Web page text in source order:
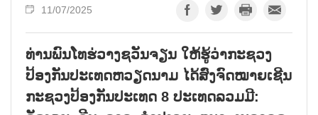
11/07/2025
ທ່ານພົນໂທຮ່ວາງຊວັນຈຽນ ໃຫ້ຮູ້ວ່າກະຊວງ
ປ້ອງກັນປະເທດຫວຽດນາມ ໄດ້ສົ່ງຈົດໝາຍເຊີນ
ກະຊວງປ້ອງກັນປະເທດ 8 ປະເທດລວມມີ: